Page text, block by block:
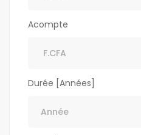
Acompte
Durée [Années]